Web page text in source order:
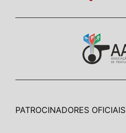
PATROCINADORES OFICIAIS